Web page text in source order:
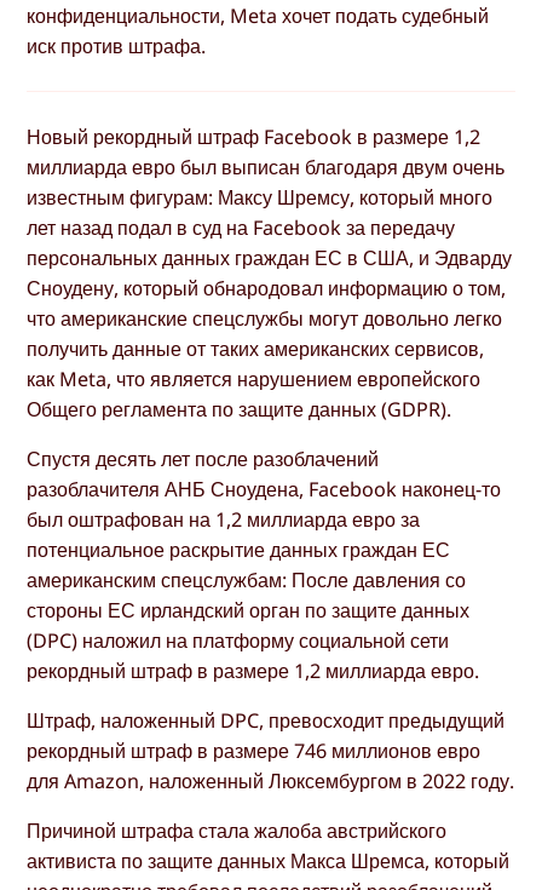
конфиденциальности, Meta хочет подать судебный
иск против штрафа.
Новый рекордный штраф Facebook в размере 1,2
миллиарда евро был выписан благодаря двум очень
известным фигурам: Максу Шремсу, который много
лет назад подал в суд на Facebook за передачу
персональных данных граждан ЕС в США, и Эдварду
Сноудену, который обнародовал информацию о том,
что американские спецслужбы могут довольно легко
получить данные от таких американских сервисов,
как Meta, что является нарушением европейского
Общего регламента по защите данных (GDPR).
Спустя десять лет после разоблачений
разоблачителя АНБ Сноудена, Facebook наконец-то
был оштрафован на 1,2 миллиарда евро за
потенциальное раскрытие данных граждан ЕС
американским спецслужбам: После давления со
стороны ЕС ирландский орган по защите данных
(DPC) наложил на платформу социальной сети
рекордный штраф в размере 1,2 миллиарда евро.
Штраф, наложенный DPC, превосходит предыдущий
рекордный штраф в размере 746 миллионов евро
для Amazon, наложенный Люксембургом в 2022 году.
Причиной штрафа стала жалоба австрийского
активиста по защите данных Макса Шремса, который